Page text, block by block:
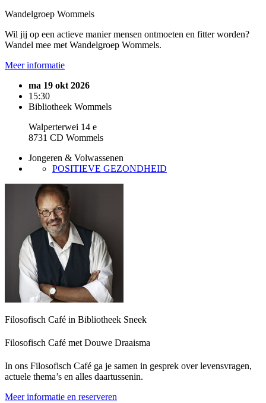
Wandelgroep Wommels
Wil jij op een actieve manier mensen ontmoeten en fitter worden?
Wandel mee met Wandelgroep Wommels.
Meer informatie
ma 19 okt 2026
15:30
Bibliotheek Wommels
Walperterwei 14 e
8731 CD Wommels
Jongeren & Volwassenen
POSITIEVE GEZONDHEID
Filosofisch Café in Bibliotheek Sneek
Filosofisch Café met Douwe Draaisma
In ons Filosofisch Café ga je samen in gesprek over levensvragen,
actuele thema’s en alles daartussenin.
Meer informatie en reserveren